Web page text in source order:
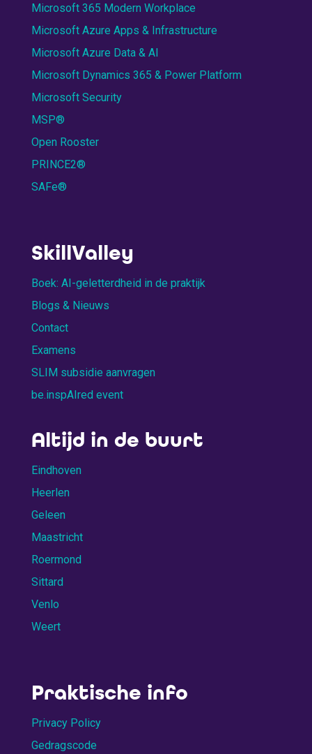
Microsoft 365 Modern Workplace
Microsoft Azure Apps & Infrastructure
Microsoft Azure Data & AI
Microsoft Dynamics 365 & Power Platform
Microsoft Security
MSP®
Open Rooster
PRINCE2®
SAFe®
SkillValley
Boek: AI-geletterdheid in de praktijk
Blogs & Nieuws
Contact
Examens
SLIM subsidie aanvragen
be.inspAIred event
Altijd in de buurt
Eindhoven
Heerlen
Geleen
Maastricht
Roermond
Sittard
Venlo
Weert
Praktische info
Privacy Policy
Gedragscode